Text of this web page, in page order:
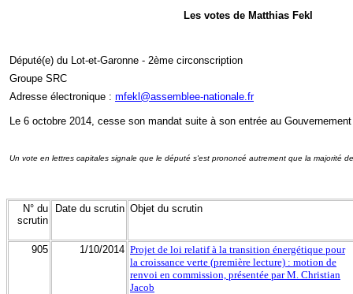
Les votes de Matthias Fekl
Député(e) du Lot-et-Garonne - 2ème circonscription
Groupe SRC
Adresse électronique : mfekl@assemblee-nationale.fr
Le 6 octobre 2014, cesse son mandat suite à son entrée au Gouvernement
Un vote en lettres capitales signale que le député s'est prononcé autrement que la majorité
N° du
scrutin
Date du scrutin Objet du scrutin
905 1/10/2014 Projet de loi relatif à la transition énergétique pour
la croissance verte (première lecture) : motion de
renvoi en commission, présentée par M. Christian
Jacob